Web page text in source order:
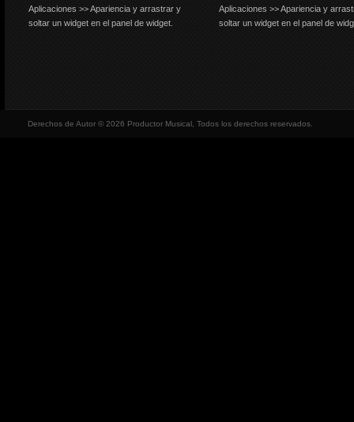
Aplicaciones >> Apariencia y arrastrar y
soltar un widget en el panel de widget.
Aplicaciones >> Apariencia y
soltar un widget en el panel de
Derechos de Autor © 2026 Productor Musical, Todos los derechos reservados.